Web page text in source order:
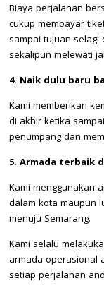
Biaya perjalanan
cukup membayar
sampai tujuan
sekalipun melewati
4. Naik dulu baru
Kami memberikan
di akhir ketika
penumpang dan
5. Armada terbaik
Kami menggunakan
dalam kota maupun
menuju Semarang.
Kami selalu
armada operasional
setiap perjalanan